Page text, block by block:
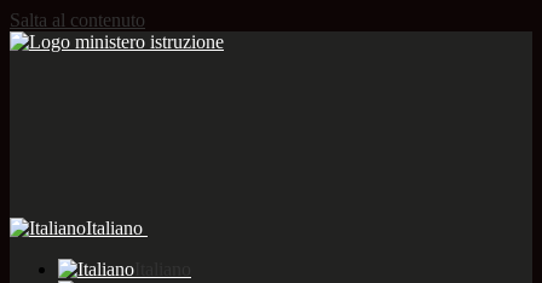
Salta al contenuto
Italiano